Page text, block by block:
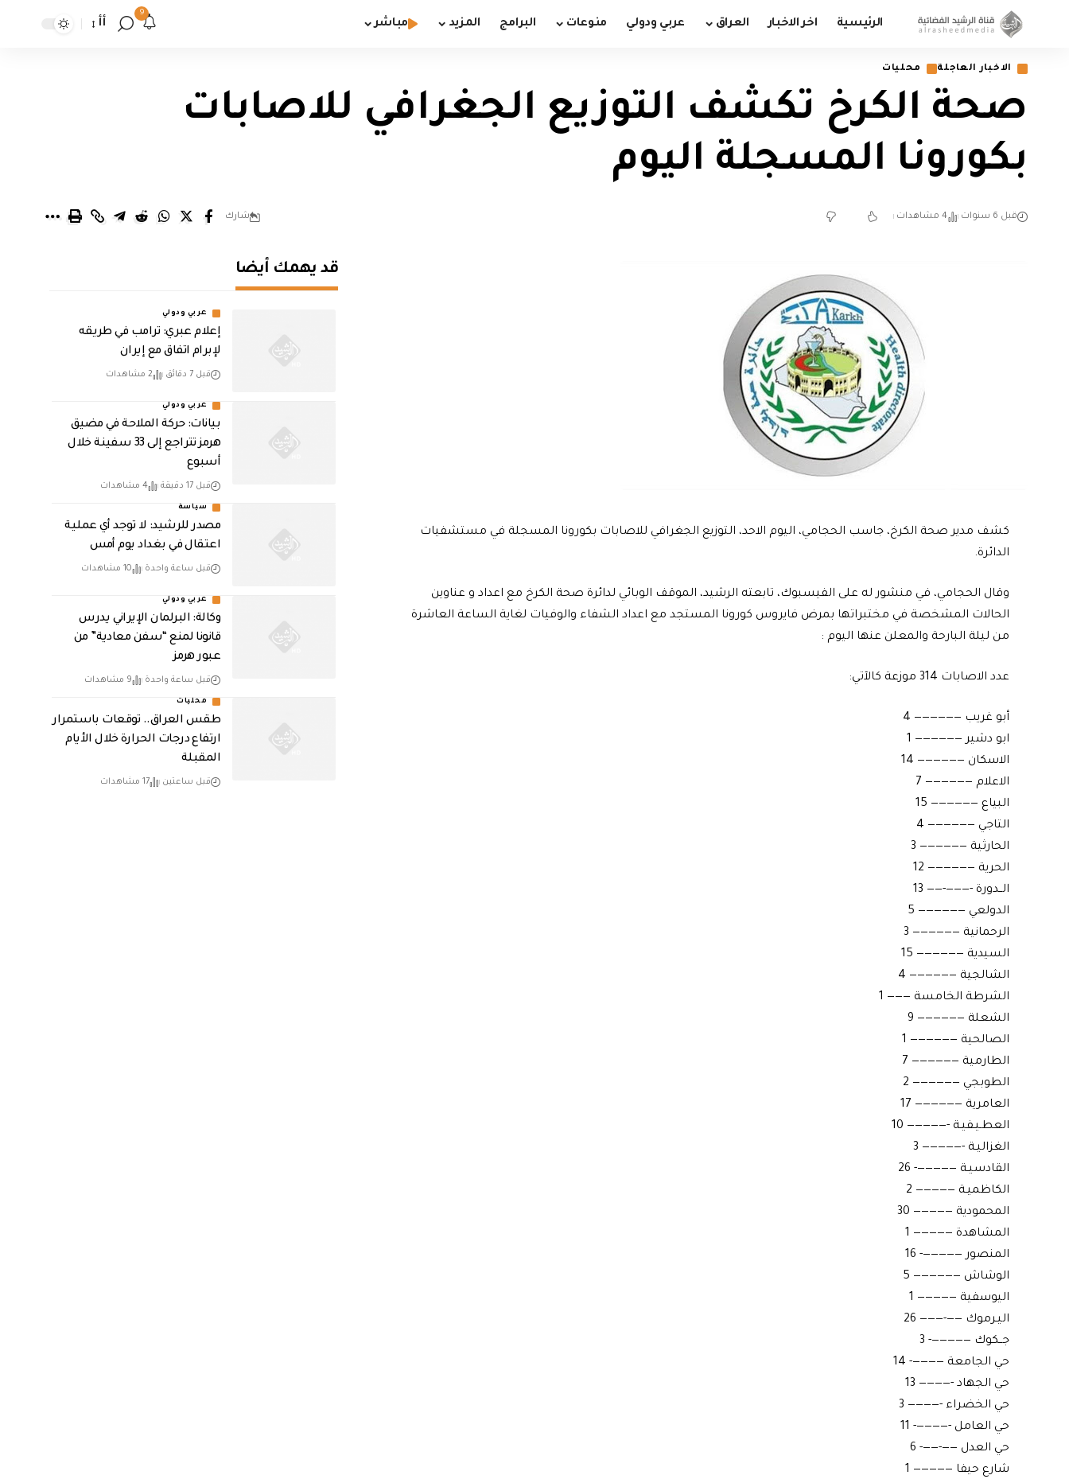
الرئيسية اخر الاخبار العراق عربي ودولي منوعات البرامج المزيد مباشر
9
أأ
الاخبار العاجلة محليات
صحة الكرخ تكشف التوزيع الجغرافي للاصابات
بكورونا المسجلة اليوم
قبل 6 سنوات 4 مشاهدات شارك
كشف مدير صحة الكرخ، جاسب الحجامي، اليوم الاحد، التوزيع الجغرافي للاصابات بكورونا المسجلة في مستشفيات
الدائرة.
وقال الحجامي، في منشور له على الفيسبوك، تابعته الرشيد، الموقف الوبائي لدائرة صحة الكرخ مع اعداد و عناوين
الحالات المشخصة في مختبراتها بمرض فايروس كورونا المستجد مع اعداد الشفاء والوفيات لغاية الساعة العاشرة
من ليلة البارحة والمعلن عنها اليوم :
عدد الاصابات 314 موزعة كالآتي:
أبو غريب —————— 4
ابو دشير —————— 1
الاسكان —————— 14
الاعلام —————— 7
البياع —————— 15
التاجي —————— 4
الحارثية —————— 3
الحرية —————— 12
الــدورة -———-—— 13
الدولعي —————— 5
الرحمانية —————— 3
السيدية —————— 15
الشالجية —————— 4
الشرطة الخامسة ——— 1
الشعلة —————— 9
الصالحية —————— 1
الطارمية —————— 7
الطوبجي —————— 2
العامرية —————— 17
العطـيـفيـة -————— 10
الغزاليـة -————— 3
القادسيـة —————- 26
الكاظميـة ————— 2
المحمودية ————— 30
المشاهدة ————— 1
المنصور —————- 16
الوشاش —————— 5
اليوسفية ————— 1
اليـرموك ——-——— 26
جــكوك —————- 3
حي الجامعة ————- 14
حي الجهاد -———— 13
حي الخضراء -———— 3
حي العامل -————- 11
حي العدل ——-——- 6
شارع حيفا ————— 1
قد يهمك أيضا
عربي ودولي
إعلام عبري: ترامب في طريقه
لإبرام اتفاق مع إيران
قبل 7 دقائق 2 مشاهدات
عربي ودولي
بيانات: حركة الملاحة في مضيق
هرمز تتراجع إلى 33 سفينة خلال
أسبوع
قبل 17 دقيقة 4 مشاهدات
سياسة
مصدر للرشيد: لا توجد أي عملية
اعتقال في بغداد يوم أمس
قبل ساعة واحدة 10 مشاهدات
عربي ودولي
وكالة: البرلمان الإيراني يدرس
قانونا لمنع “سفن معادية” من
عبور هرمز
قبل ساعة واحدة 9 مشاهدات
محليات
طقس العراق.. توقعات باستمرار
ارتفاع درجات الحرارة خلال الأيام
المقبلة
قبل ساعتين 17 مشاهدات